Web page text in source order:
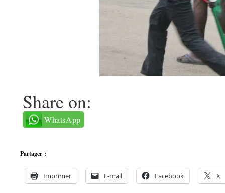
Share on:
WhatsApp
Partager :
Imprimer E-mail Facebook X